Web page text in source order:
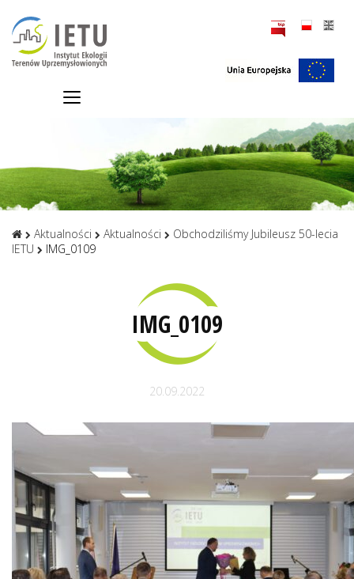
Aktualności Aktualności
Obchodziliśmy Jubileusz 50-lecia
IETU
IMG_0109
IMG_0109
20.09.2022